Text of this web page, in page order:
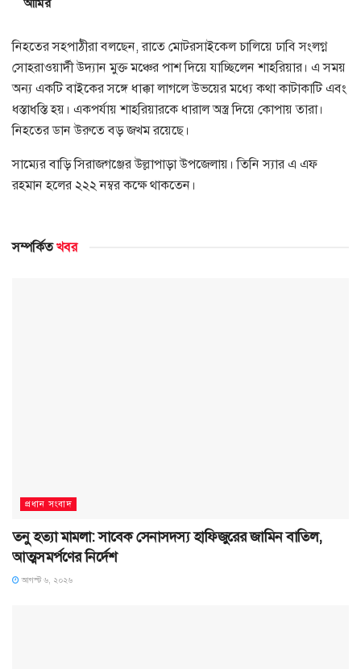
নিহতের সহপাঠীরা বলছেন, রাতে মোটরসাইকেল চালিয়ে ঢাবি সংলগ্ন
সোহরাওয়ার্দী উদ্যান মুক্ত মঞ্চের পাশ দিয়ে যাচ্ছিলেন শাহরিয়ার। এ সময়
অন্য একটি বাইকের সঙ্গে ধাক্কা লাগলে উভয়ের মধ্যে কথা কাটাকাটি এবং
ধস্তাধস্তি হয়। একপর্যায় শাহরিয়ারকে ধারাল অস্ত্র দিয়ে কোপায় তারা।
নিহতের ডান উরুতে বড় জখম রয়েছে।
সাম্যের বাড়ি সিরাজগঞ্জের উল্লাপাড়া উপজেলায়। তিনি স্যার এ এফ
রহমান হলের ২২২ নম্বর কক্ষে থাকতেন।
সম্পর্কিতখবর
প্রধান সংবাদ
তনু হত্যা মামলা: সাবেক সেনাসদস্য হাফিজুরের জামিন বাতিল,
আত্মসমর্পণের নির্দেশ
আগস্ট ৬, ২০২৬